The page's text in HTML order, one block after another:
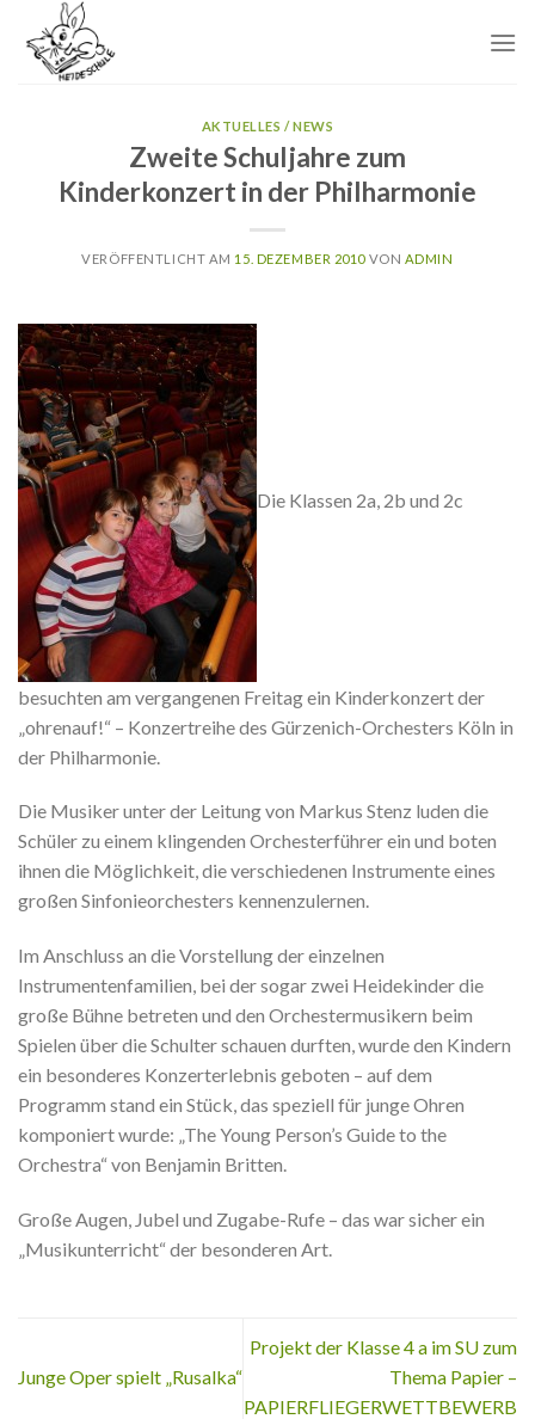
content
AKTUELLES / NEWS
Zweite Schuljahre zum
Kinderkonzert in der Philharmonie
VERÖFFENTLICHT AM 15. DEZEMBER 2010 VON ADMIN
Die Klassen 2a, 2b und 2c
besuchten am vergangenen Freitag ein Kinderkonzert der
„ohrenauf!“ – Konzertreihe des Gürzenich-Orchesters Köln in
der Philharmonie.
Die Musiker unter der Leitung von Markus Stenz luden die
Schüler zu einem klingenden Orchesterführer ein und boten
ihnen die Möglichkeit, die verschiedenen Instrumente eines
großen Sinfonieorchesters kennenzulernen.
Im Anschluss an die Vorstellung der einzelnen
Instrumentenfamilien, bei der sogar zwei Heidekinder die
große Bühne betreten und den Orchestermusikern beim
Spielen über die Schulter schauen durften, wurde den Kindern
ein besonderes Konzerterlebnis geboten – auf dem
Programm stand ein Stück, das speziell für junge Ohren
komponiert wurde: „The Young Person’s Guide to the
Orchestra“ von Benjamin Britten.
Große Augen, Jubel und Zugabe-Rufe – das war sicher ein
„Musikunterricht“ der besonderen Art.
Junge Oper spielt „Rusalka“
Projekt der Klasse 4 a im SU zum
Thema Papier –
PAPIERFLIEGERWETTBEWERB